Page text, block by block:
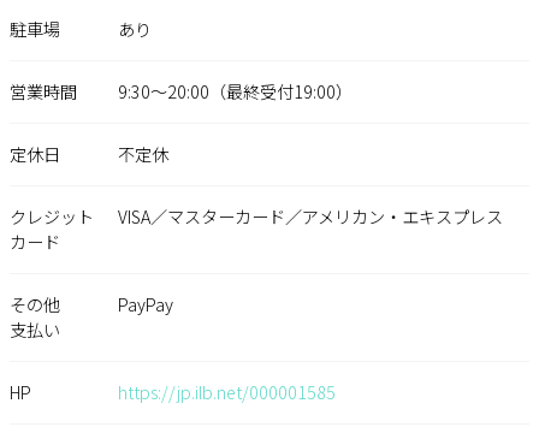
駐車場 あり
営業時間 9:30～20:00（最終受付19:00）
定休日 不定休
クレジット
カード
VISA／マスターカード／アメリカン・エキスプレス
その他
支払い
PayPay
HP https://jp.ilb.net/000001585